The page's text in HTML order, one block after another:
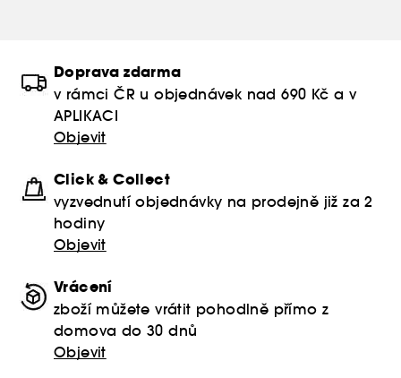
Doprava zdarma
v rámci ČR u objednávek nad 690 Kč a v
APLIKACI
Objevit
Click & Collect
vyzvednutí objednávky na prodejně již za 2
hodiny
Objevit
Vrácení
zboží můžete vrátit pohodlně přímo z
domova do 30 dnů
Objevit